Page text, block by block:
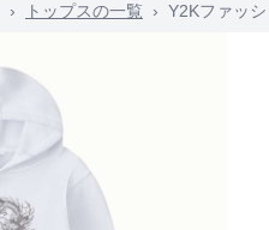
› トップスの一覧 › Y2Kファッ